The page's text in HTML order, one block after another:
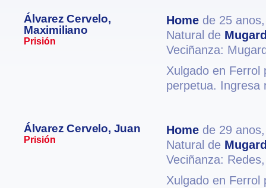
Álvarez Cervelo,
Maximiliano
Prisión
Home de 25
Natural de
Veciñanza:
Xulgado en Ferrol
perpetua. Ingresa
Álvarez Cervelo, Juan
Prisión
Home de 29
Natural de
Veciñanza:
Xulgado en Ferrol